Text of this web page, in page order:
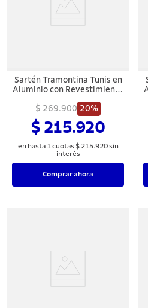
Sartén Tramontina Tunis en
Aluminio con Revestimiento
Siliconado Azul
Mediterráneo 28 cm 2,3 L
$ 269.900 20%
$ 215.920
en hasta 1 cuotas $ 215.920sin
interés
Comprar ahora